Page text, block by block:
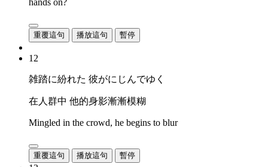
重覆這句 播放這句 暫停
12
雑踏に紛れた 彼がにじんでゆく
在人群中 他的身影漸漸模糊
Mingled in the crowd, he begins to blur
重覆這句 播放這句 暫停